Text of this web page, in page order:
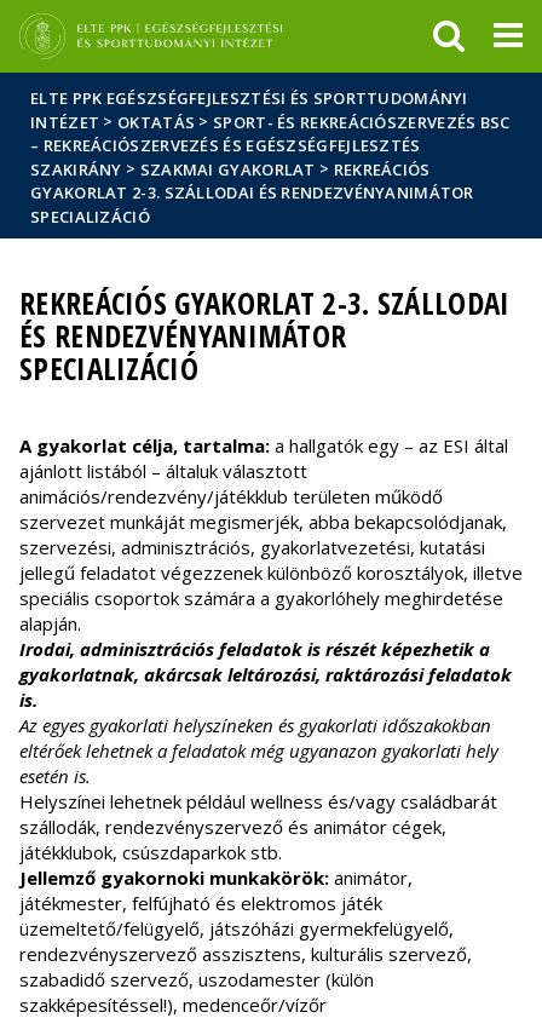
Hírek
Események
ELTE a
sajtóban
ELTE PPK EGÉSZSÉGFEJLESZTÉSI ÉS SPORTTUDOMÁNYI
INTÉZET > OKTATÁS > SPORT- ÉS REKREÁCIÓSZERVEZÉS BSC
– REKREÁCIÓSZERVEZÉS ÉS EGÉSZSÉGFEJLESZTÉS
SZAKIRÁNY > SZAKMAI GYAKORLAT > REKREÁCIÓS
GYAKORLAT 2-3. SZÁLLODAI ÉS RENDEZVÉNYANIMÁTOR
SPECIALIZÁCIÓ
REKREÁCIÓS GYAKORLAT 2-3. SZÁLLODAI
ÉS RENDEZVÉNYANIMÁTOR
SPECIALIZÁCIÓ
A gyakorlat célja, tartalma: a hallgatók egy – az ESI által
ajánlott listából – általuk választott
animációs/rendezvény/játékklub területen működő
szervezet munkáját megismerjék, abba bekapcsolódjanak,
szervezési, adminisztrációs, gyakorlatvezetési, kutatási
jellegű feladatot végezzenek különböző korosztályok, illetve
speciális csoportok számára a gyakorlóhely meghirdetése
alapján.
Irodai, adminisztrációs feladatok is részét képezhetik a
gyakorlatnak, akárcsak leltározási, raktározási feladatok
is.
Az egyes gyakorlati helyszíneken és gyakorlati időszakokban
eltérőek lehetnek a feladatok még ugyanazon gyakorlati hely
esetén is.
Helyszínei lehetnek például wellness és/vagy családbarát
szállodák, rendezvényszervező és animátor cégek,
játékklubok, csúszdaparkok stb.
Jellemző gyakornoki munkakörök: animátor,
játékmester, felfújható és elektromos játék
üzemeltető/felügyelő, játszóházi gyermekfelügyelő,
rendezvényszervező asszisztens, kulturális szervező,
szabadidő szervező, uszodamester (külön
szakképesítéssel!), medenceőr/vízőr